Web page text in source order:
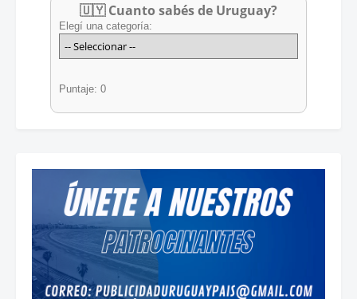
🇺🇾 Cuanto sabés de Uruguay?
Elegí una categoría:
Puntaje: 0